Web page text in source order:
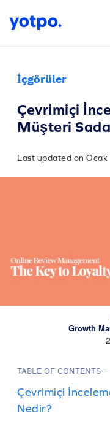
İçgörüler
Çevrimiçi
Müşteri
Last updated on
Growth
TABLE OF CONTENTS
Çevrimiçi
Nedir?